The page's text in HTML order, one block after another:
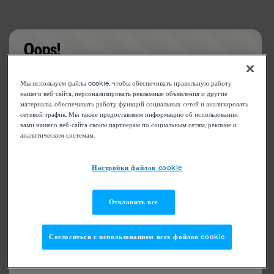
Oops!
Something went wrong. Please try refreshing the
app
Мы используем файлы cookie, чтобы обеспечивать правильную работу
нашего веб-сайта, персонализировать рекламные объявления и другие
материалы, обеспечивать работу функций социальных сетей и анализировать
сетевой трафик. Мы также предоставляем информацию об использовании
вами нашего веб-сайта своим партнерам по социальным сетям, рекламе и
аналитическим системам.
Настройки файлов cookie
Отклонить все
Согласиться с использованием всех файлов cookie